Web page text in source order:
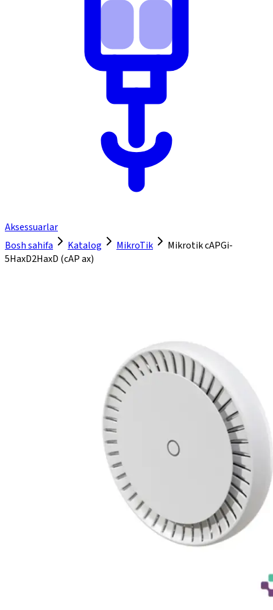
Aksessuarlar
Bosh sahifa
Katalog MikroTik
Mikrotik cAPGi-
5HaxD2HaxD (сАР ах)